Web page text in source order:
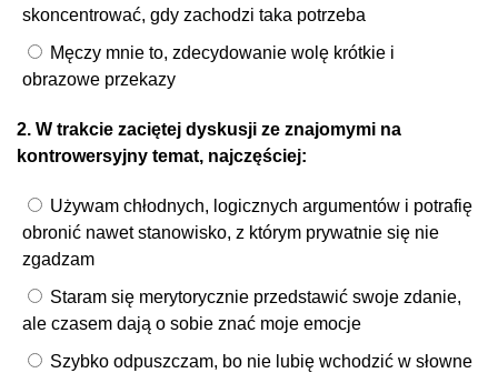
skoncentrować, gdy zachodzi taka potrzeba
Męczy mnie to, zdecydowanie wolę krótkie i
obrazowe przekazy
2. W trakcie zaciętej dyskusji ze znajomymi na
kontrowersyjny temat, najczęściej:
Używam chłodnych, logicznych argumentów i potrafię
obronić nawet stanowisko, z którym prywatnie się nie
zgadzam
Staram się merytorycznie przedstawić swoje zdanie,
ale czasem dają o sobie znać moje emocje
Szybko odpuszczam, bo nie lubię wchodzić w słowne